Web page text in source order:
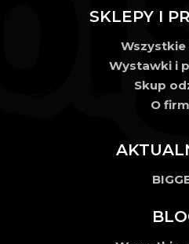
SKLEPY I
Wszystkie
Wystawki i
Skup
O